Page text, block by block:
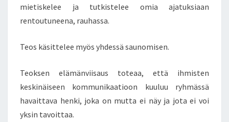
mietiskelee ja tutkistelee omia ajatuksiaan
rentoutuneena, rauhassa.
Teos käsittelee myös yhdessä saunomisen.
Teoksen elämänviisaus toteaa, että ihmisten
keskinäiseen kommunikaatioon kuuluu ryhmässä
havaittava henki, joka on mutta ei näy ja jota ei voi
yksin tavoittaa.